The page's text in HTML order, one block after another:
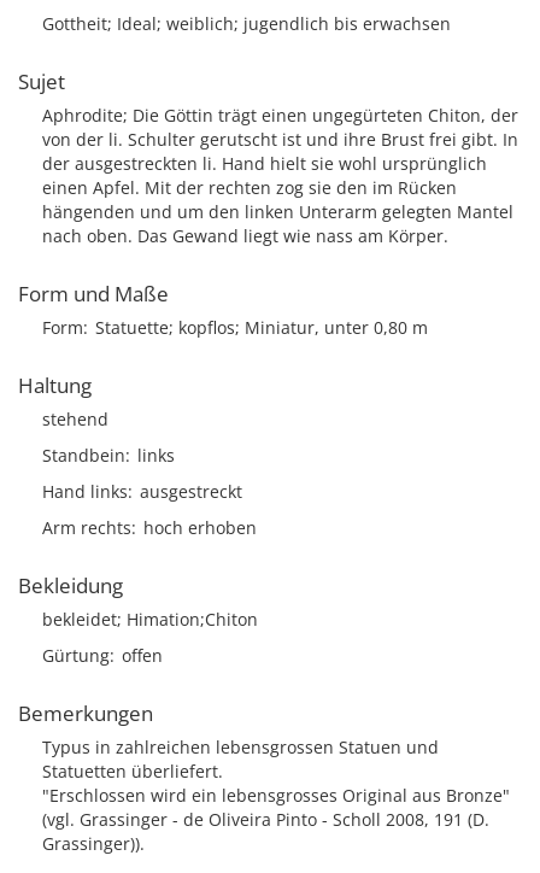
Gottheit; Ideal; weiblich; jugendlich bis erwachsen
Sujet
Aphrodite; Die Göttin trägt einen ungegürteten Chiton, der
von der li. Schulter gerutscht ist und ihre Brust frei gibt. In
der ausgestreckten li. Hand hielt sie wohl ursprünglich
einen Apfel. Mit der rechten zog sie den im Rücken
hängenden und um den linken Unterarm gelegten Mantel
nach oben. Das Gewand liegt wie nass am Körper.
Form und Maße
Form Statuette; kopflos; Miniatur, unter 0,80 m
Haltung
stehend
Standbein
links
Hand links ausgestreckt
Arm rechts
hoch erhoben
Bekleidung
bekleidet; Himation;Chiton
Gürtung offen
Bemerkungen
Typus in zahlreichen lebensgrossen Statuen und
Statuetten überliefert.
"Erschlossen wird ein lebensgrosses Original aus Bronze"
(vgl. Grassinger - de Oliveira Pinto - Scholl 2008, 191 (D.
Grassinger)).